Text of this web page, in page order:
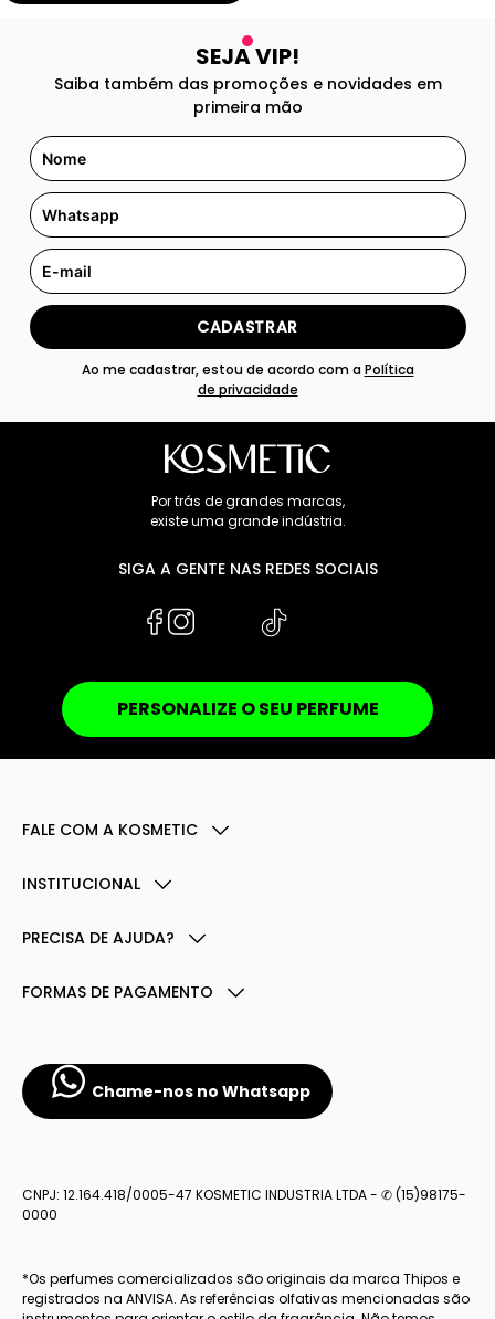
SEJA VIP!
Saiba também das promoções e novidades em
primeira mão
CADASTRAR
Ao me cadastrar, estou de acordo com aPolítica
de privacidade
Por trás de grandes marcas,
existe uma grande indústria.
SIGA A GENTE NAS REDES SOCIAIS
PERSONALIZE O SEU PERFUME
FALE COM A KOSMETIC
INSTITUCIONAL
PRECISA DE AJUDA?
FORMAS DE PAGAMENTO
Chame-nos no Whatsapp
CNPJ: 12.164.418/0005-47 KOSMETIC INDUSTRIA LTDA - ✆ (15)98175-
0000
*Os perfumes comercializados são originais da marca Thipos e
registrados na ANVISA. As referências olfativas mencionadas são